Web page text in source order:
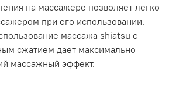
на массажере позволяет легко
при его использовании.
массажа shiatsu с
сжатием дает максимально
массажный эффект.